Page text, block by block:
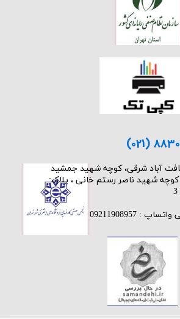
(021)
آباد شرقی، کوچه شهید جمشید
کوچه شهید ناصر رستم خانی ، پلاک:
: 09211908957